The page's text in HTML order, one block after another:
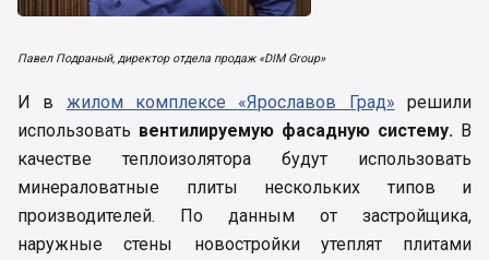
Павел Подраный, директор отдела продаж «DIM Group»
И в жилом комплексе «Ярославов Град» решили
использовать вентилируемую фасадную систему. В
качестве теплоизолятора будут использовать
минераловатные плиты нескольких типов и
производителей. По данным от застройщика,
наружные стены новостройки утеплят плитами